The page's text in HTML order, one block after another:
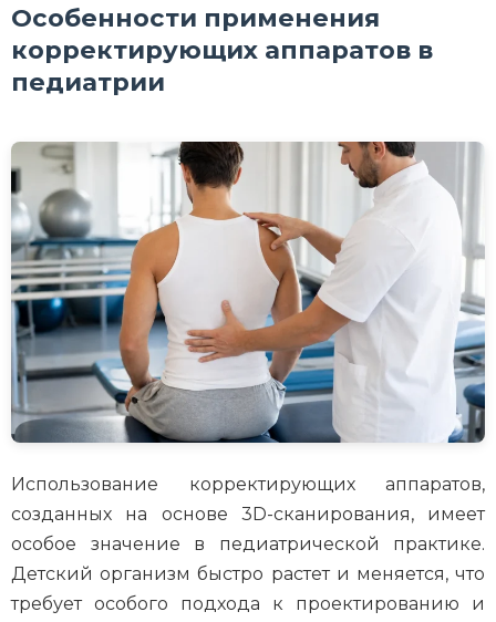
Особенности применения
корректирующих аппаратов в
педиатрии
Использование корректирующих аппаратов,
созданных на основе 3D-сканирования, имеет
особое значение в педиатрической практике.
Детский организм быстро растет и меняется, что
требует особого подхода к проектированию и